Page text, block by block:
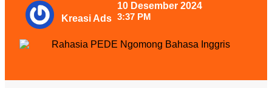
Kreasi Ads
10 Desember 2024
3:37 PM